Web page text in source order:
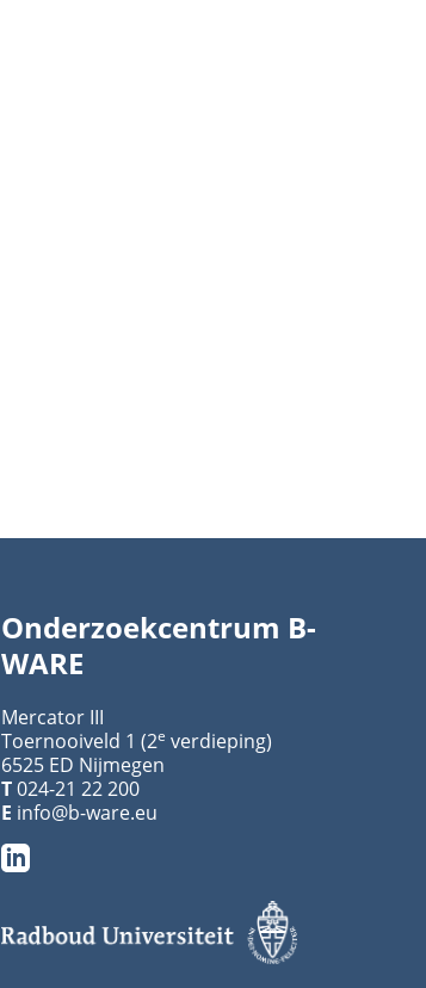
Onderzoekcentrum B-
WARE
Mercator III
Toernooiveld 1 (2e verdieping)
6525 ED Nijmegen
T024-21 22 200
E info@b-ware.eu